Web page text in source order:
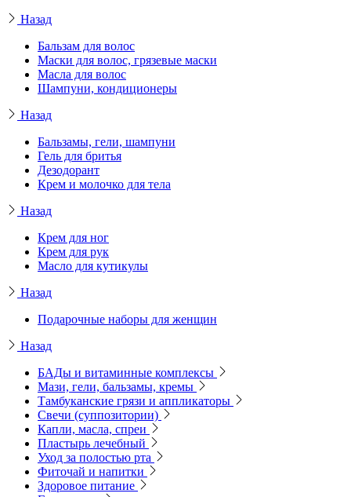
Назад
Бальзам для волос
Маски для волос, грязевые маски
Масла для волос
Шампуни, кондиционеры
Назад
Бальзамы, гели, шампуни
Гель для бритья
Дезодорант
Крем и молочко для тела
Назад
Крем для ног
Крем для рук
Масло для кутикулы
Назад
Подарочные наборы для женщин
Назад
БАДы и витаминные комплексы
Мази, гели, бальзамы, кремы
Тамбуканские грязи и аппликаторы
Свечи (суппозитории)
Капли, масла, спреи
Пластырь лечебный
Уход за полостью рта
Фиточай и напитки
Здоровое питание